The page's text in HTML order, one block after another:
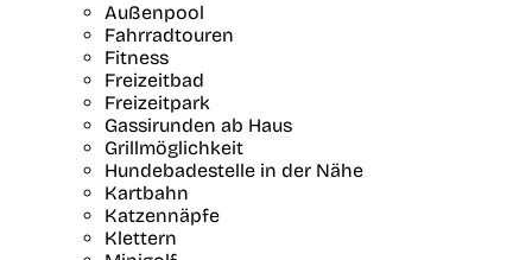
Außenpool
Fahrradtouren
Fitness
Freizeitbad
Freizeitpark
Gassirunden ab Haus
Grillmöglichkeit
Hundebadestelle in der Nähe
Kartbahn
Katzennäpfe
Klettern